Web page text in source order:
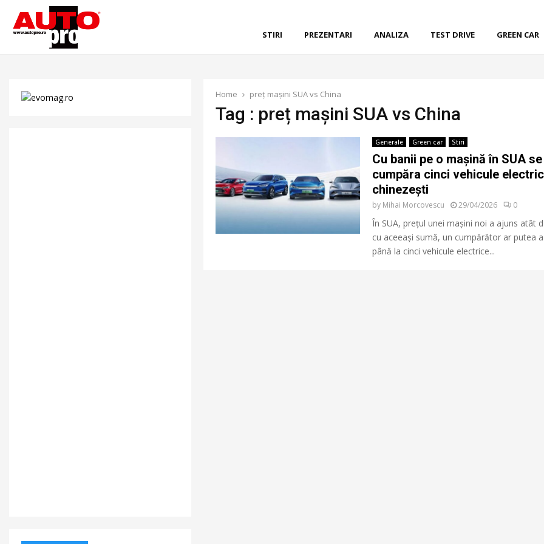
STIRI PREZENTARI ANALIZA TEST DRIVE GREEN CAR
Home preț mașini SUA vs China
Tag : preț mașini SUA vs China
Generale Green car Stiri
Cu banii pe o mașină în SUA
cumpăra cinci vehicule
chinezești
by Mihai Morcovescu 29/04/2026 0
În SUA, prețul unei mașini noi a ajuns atât
cu aceeași sumă, un cumpărător ar putea
până la cinci vehicule electrice...